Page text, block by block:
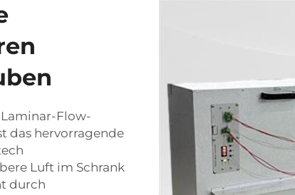
Laminar-Flow-
das hervorragende
Luft im Schrank
durch